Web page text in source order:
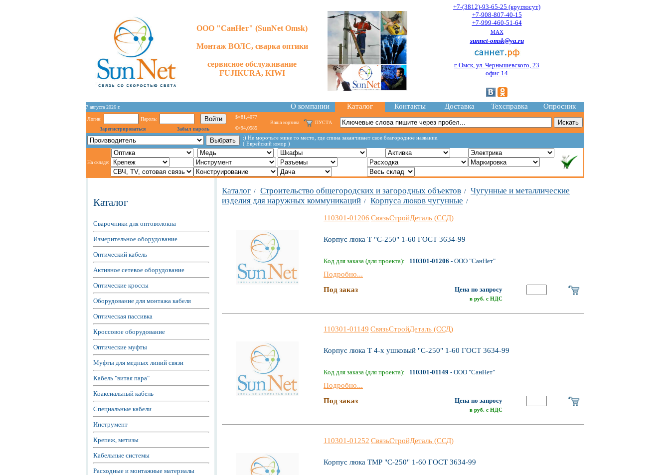
ООО "СанНет" (SunNet Omsk)
Монтаж ВОЛС, сварка оптики
сервисное обслуживание
FUJIKURA, KIWI
+7-(3812)-93-65-25 (круглосут)
+7-908-807-40-15
+7-999-460-51-64
MAX
sunnet-omsk@ya.ru
г. Омск, ул. Чернышевского, 23
офис 14
7 августа 2026 г. О компании Каталог Контакты Доставка Техсправка Опросник
Логин:
Пароль:
Зарегистрироваться
Забыл пароль
$=81,4077
€=94,0585
Ваша корзина ПУСТА
:) Не морочьте мине то место, где спина заканчивает свое благородное название.
( Еврейский юмор )
На складе:
Каталог
Сварочники для оптоволокна
Измерительное оборудование
Оптический кабель
Активное сетевое оборудование
Оптические кроссы
Оборудование для монтажа кабеля
Оптическая пассивка
Кроссовое оборудование
Оптические муфты
Муфты для медных линий связи
Кабель "витая пара"
Коаксиальный кабель
Специальные кабели
Инструмент
Крепеж, метизы
Кабельные системы
Расходные и монтажные материалы
Каталог / Строительство общегородских и загородных объектов / Чугунные и металлические
изделия для наружных коммуникаций / Корпуса люков чугунные /
110301-01206 СвязьСтройДеталь (ССД)
Корпус люка Т "С-250" 1-60 ГОСТ 3634-99
Код для заказа (для проекта): 110301-01206 - ООО "СанНет"
Подробно...
Под заказ
Цена по запросу
в руб. с НДС
110301-01149 СвязьСтройДеталь (ССД)
Корпус люка Т 4-х ушковый "С-250" 1-60 ГОСТ 3634-99
Код для заказа (для проекта): 110301-01149 - ООО "СанНет"
Подробно...
Под заказ
Цена по запросу
в руб. с НДС
110301-01252 СвязьСтройДеталь (ССД)
Корпус люка ТМР "С-250" 1-60 ГОСТ 3634-99